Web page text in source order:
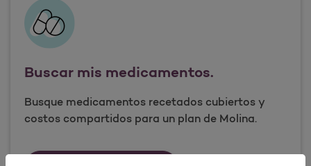
Buscar mis medicamentos.
Busque medicamentos recetados cubiertos y
costos compartidos para un plan de Molina.